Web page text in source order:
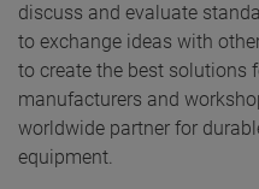
discuss and evaluate
to exchange ideas with
to create the best solutions
manufacturers and
worldwide partner for
equipment.